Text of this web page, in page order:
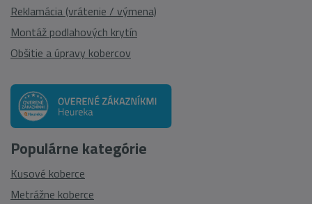
Reklamácia (vrátenie / výmena)
Montáž podlahových krytín
Obšitie a úpravy kobercov
Populárne kategórie
Kusové koberce
Metrážne koberce